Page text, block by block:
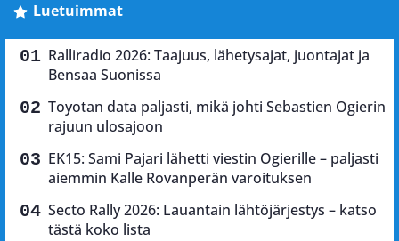
Luetuimmat
Ralliradio 2026: Taajuus, lähetysajat, juontajat ja
Bensaa Suonissa
Toyotan data paljasti, mikä johti Sebastien Ogierin
rajuun ulosajoon
EK15: Sami Pajari lähetti viestin Ogierille – paljasti
aiemmin Kalle Rovanperän varoituksen
Secto Rally 2026: Lauantain lähtöjärjestys – katso
tästä koko lista